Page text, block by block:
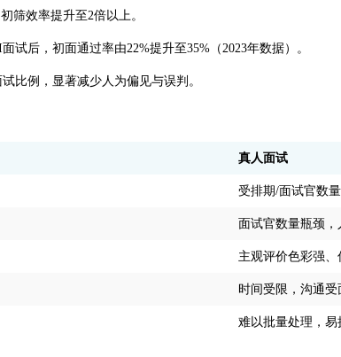
筛效率提升至2倍以上。
后，初面通过率由22%提升至35%（2023年数据）。
比例，显著减少人为偏见与误判。
真人面试
受排期/面试官数
面试官数量瓶颈
主观评价色彩强
时间受限，沟通
难以批量处理，易